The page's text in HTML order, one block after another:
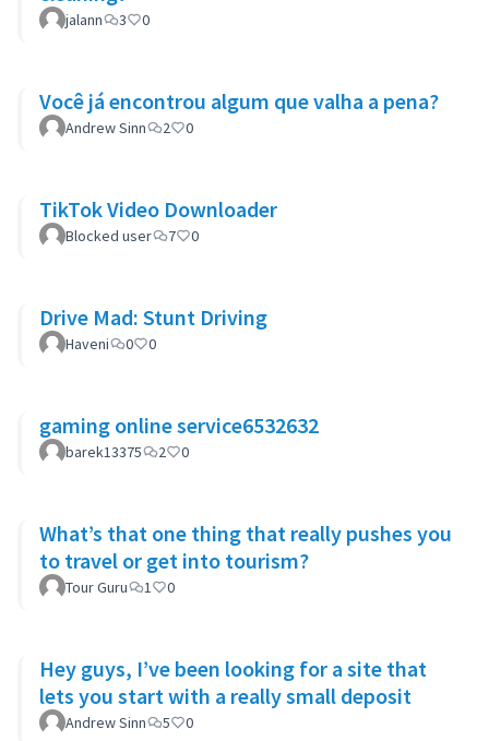
jalann 3 0
Você já encontrou algum que valha a pena?
Andrew Sinn 2 0
TikTok Video Downloader
Blocked user 7 0
Drive Mad: Stunt Driving
Haveni 0 0
gaming online service6532632
barek13375 2 0
What’s that one thing that really pushes you
to travel or get into tourism?
Tour Guru 1 0
Hey guys, I’ve been looking for a site that
lets you start with a really small deposit
Andrew Sinn 5 0